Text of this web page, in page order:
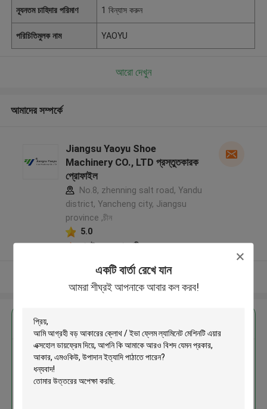
একটি বার্তা রেখে যান
আমরা শীঘ্রই আপনাকে আবার কল করব!
ন্যূনতম চাহিদার পরিমাণ 1 বিন্যাস করুন
পরিচিতিমুলক নাম YAOYU
আরো দেখুন
আমাদের সম্পর্কে
Jiangsu Yaoyu Shoe
Machinery CO., LTD প্রস্তুতকারক
প্রোফাইল
No.8, zhenning salt road, Yandu
district, Yancheng city, Jiangsu
province ,চীন
5.0
যাচাইকৃত সরবরাহকারী
আরো দেখুন
বড় আকারের ক্লোথ / ইভা ফ্লেম ল্যামিনেট